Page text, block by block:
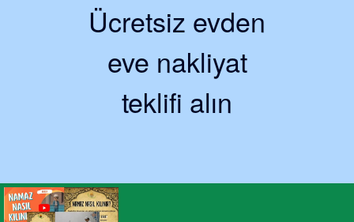
Ücretsiz evden
eve nakliyat
teklifi alın